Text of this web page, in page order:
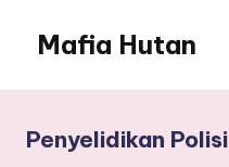
content
Mafia Hutan
dan
Perusakan
Penyelidikan Polisi